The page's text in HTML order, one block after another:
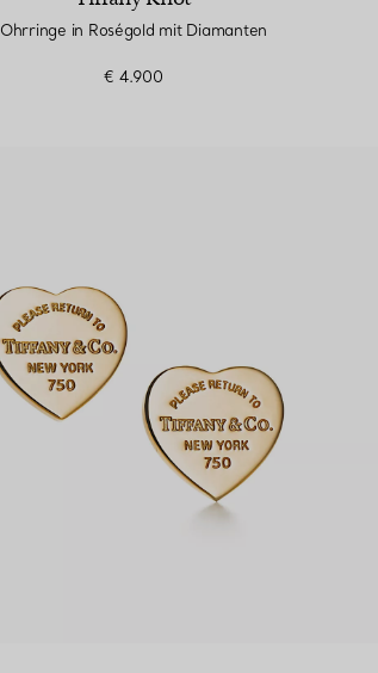
Ohrringe in Roségold mit Diamanten
€ 4.900